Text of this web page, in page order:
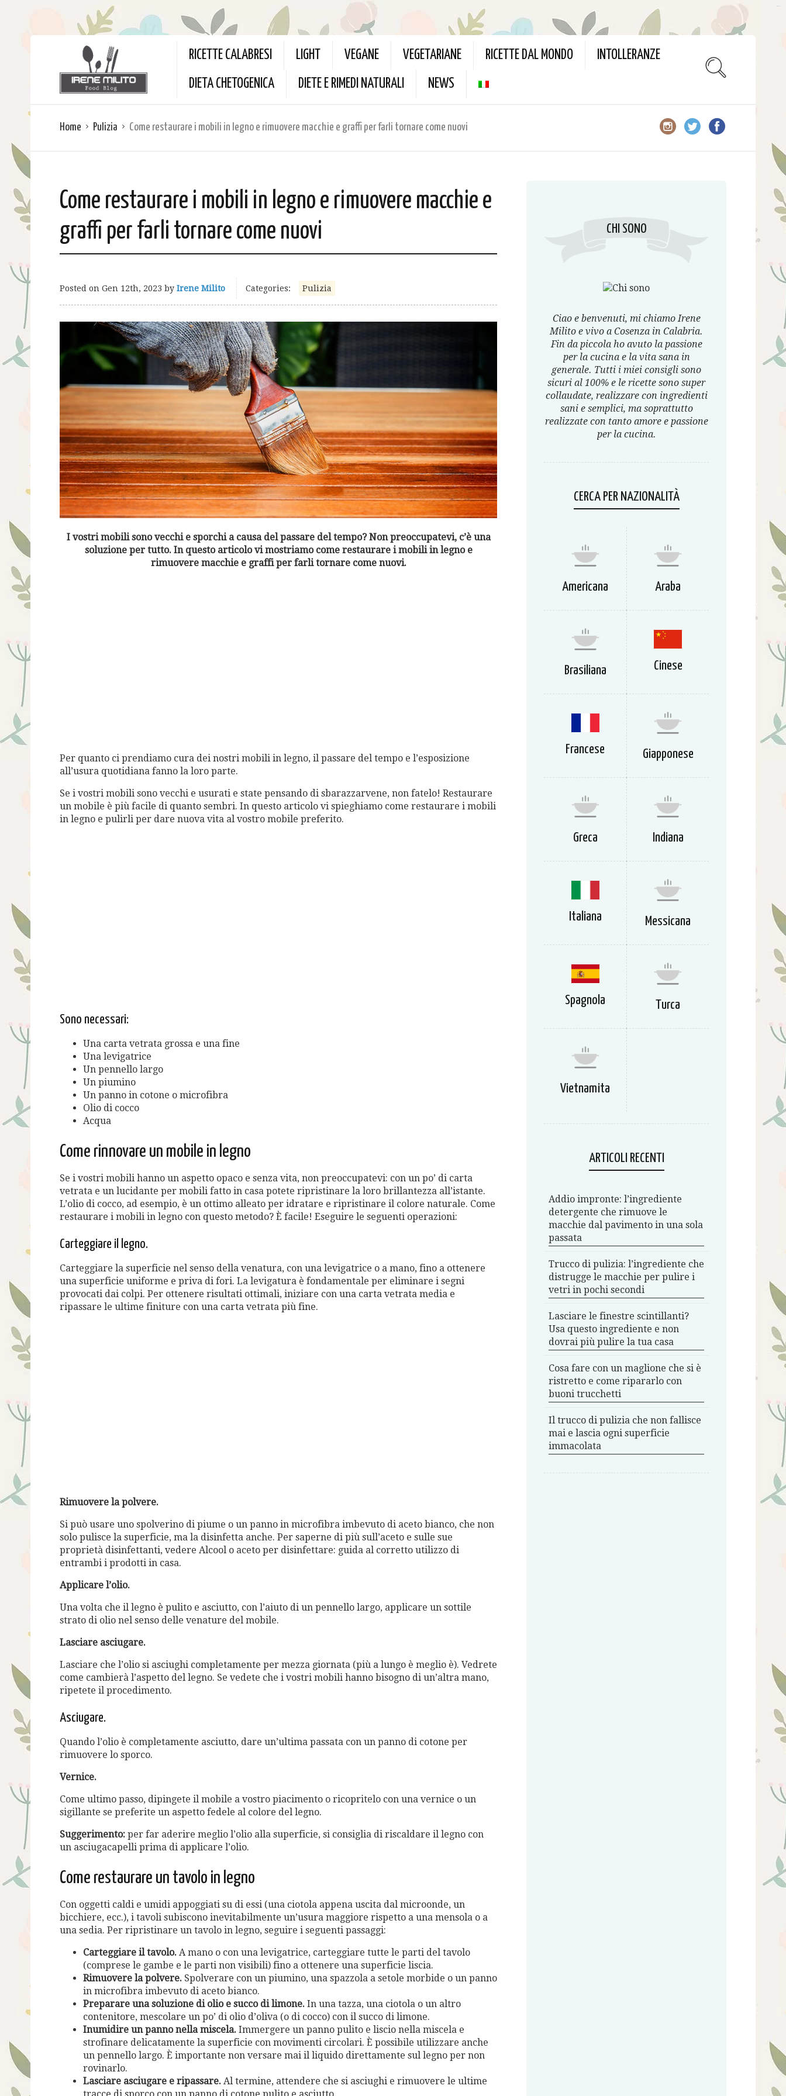
RICETTE CALABRESI LIGHT VEGANE VEGETARIANE RICETTE DAL MONDO INTOLLERANZE
DIETA CHETOGENICA DIETE E RIMEDI NATURALI NEWS
Home Pulizia Come restaurare i mobili in legno e rimuovere macchie e graffi per farli tornare come nuovi
Come restaurare i mobili in legno e rimuovere macchie e
graffi per farli tornare come nuovi
Posted on Gen 12th, 2023 by Irene Milito Categories: Pulizia
I vostri mobili sono vecchi e sporchi a causa del passare del tempo? Non preoccupatevi, c’è una
soluzione per tutto. In questo articolo vi mostriamo come restaurare i mobili in legno e
rimuovere macchie e graffi per farli tornare come nuovi.
Per quanto ci prendiamo cura dei nostri mobili in legno, il passare del tempo e l’esposizione
all’usura quotidiana fanno la loro parte.
Se i vostri mobili sono vecchi e usurati e state pensando di sbarazzarvene, non fatelo! Restaurare
un mobile è più facile di quanto sembri. In questo articolo vi spieghiamo come restaurare i mobili
in legno e pulirli per dare nuova vita al vostro mobile preferito.
Sono necessari:
Una carta vetrata grossa e una fine
Una levigatrice
Un pennello largo
Un piumino
Un panno in cotone o microfibra
Olio di cocco
Acqua
Come rinnovare un mobile in legno
Se i vostri mobili hanno un aspetto opaco e senza vita, non preoccupatevi: con un po’ di carta
vetrata e un lucidante per mobili fatto in casa potete ripristinare la loro brillantezza all’istante.
L’olio di cocco, ad esempio, è un ottimo alleato per idratare e ripristinare il colore naturale. Come
restaurare i mobili in legno con questo metodo? È facile! Eseguire le seguenti operazioni:
Carteggiare il legno.
Carteggiare la superficie nel senso della venatura, con una levigatrice o a mano, fino a ottenere
una superficie uniforme e priva di fori. La levigatura è fondamentale per eliminare i segni
provocati dai colpi. Per ottenere risultati ottimali, iniziare con una carta vetrata media e
ripassare le ultime finiture con una carta vetrata più fine.
Rimuovere la polvere.
Si può usare uno spolverino di piume o un panno in microfibra imbevuto di aceto bianco, che non
solo pulisce la superficie, ma la disinfetta anche. Per saperne di più sull’aceto e sulle sue
proprietà disinfettanti, vedere Alcool o aceto per disinfettare: guida al corretto utilizzo di
entrambi i prodotti in casa.
Applicare l’olio.
Una volta che il legno è pulito e asciutto, con l’aiuto di un pennello largo, applicare un sottile
strato di olio nel senso delle venature del mobile.
Lasciare asciugare.
Lasciare che l’olio si asciughi completamente per mezza giornata (più a lungo è meglio è). Vedrete
come cambierà l’aspetto del legno. Se vedete che i vostri mobili hanno bisogno di un’altra mano,
ripetete il procedimento.
Asciugare.
Quando l’olio è completamente asciutto, dare un’ultima passata con un panno di cotone per
rimuovere lo sporco.
Vernice.
Come ultimo passo, dipingete il mobile a vostro piacimento o ricopritelo con una vernice o un
sigillante se preferite un aspetto fedele al colore del legno.
Suggerimento: per far aderire meglio l’olio alla superficie, si consiglia di riscaldare il legno con
un asciugacapelli prima di applicare l’olio.
Come restaurare un tavolo in legno
Con oggetti caldi e umidi appoggiati su di essi (una ciotola appena uscita dal microonde, un
bicchiere, ecc.), i tavoli subiscono inevitabilmente un’usura maggiore rispetto a una mensola o a
una sedia. Per ripristinare un tavolo in legno, seguire i seguenti passaggi:
Carteggiare il tavolo. A mano o con una levigatrice, carteggiare tutte le parti del tavolo
(comprese le gambe e le parti non visibili) fino a ottenere una superficie liscia.
Rimuovere la polvere. Spolverare con un piumino, una spazzola a setole morbide o un panno
in microfibra imbevuto di aceto bianco.
Preparare una soluzione di olio e succo di limone. In una tazza, una ciotola o un altro
contenitore, mescolare un po’ di olio d’oliva (o di cocco) con il succo di limone.
Inumidire un panno nella miscela. Immergere un panno pulito e liscio nella miscela e
strofinare delicatamente la superficie con movimenti circolari. È possibile utilizzare anche
un pennello largo. È importante non versare mai il liquido direttamente sul legno per non
rovinarlo.
Lasciare asciugare e ripassare. Al termine, attendere che si asciughi e rimuovere le ultime
CHI SONO
Ciao e benvenuti, mi chiamo Irene
Milito e vivo a Cosenza in Calabria.
Fin da piccola ho avuto la passione
per la cucina e la vita sana in
generale. Tutti i miei consigli sono
sicuri al 100% e le ricette sono super
collaudate, realizzare con ingredienti
sani e semplici, ma soprattutto
realizzate con tanto amore e passione
per la cucina.
CERCA PER NAZIONALITÀ
Americana Araba
Brasiliana Cinese
Francese Giapponese
Greca Indiana
Italiana Messicana
Spagnola Turca
Vietnamita
ARTICOLI RECENTI
Addio impronte: l’ingrediente
detergente che rimuove le
macchie dal pavimento in una sola
passata
Trucco di pulizia: l’ingrediente che
distrugge le macchie per pulire i
vetri in pochi secondi
Lasciare le finestre scintillanti?
Usa questo ingrediente e non
dovrai più pulire la tua casa
Cosa fare con un maglione che si è
ristretto e come ripararlo con
buoni trucchetti
Il trucco di pulizia che non fallisce
mai e lascia ogni superficie
immacolata